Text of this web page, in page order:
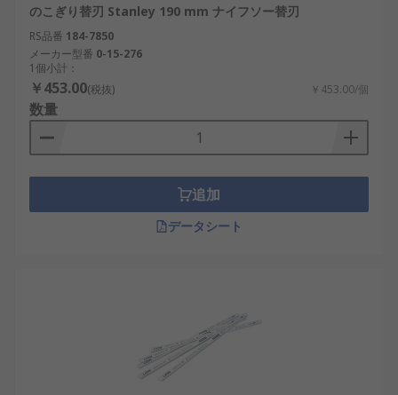
のこぎり替刃 Stanley 190 mm ナイフソー替刃
RS品番 184-7850
メーカー型番 0-15-276
1個小計：
￥453.00(税抜) ￥453.00/個
数量
追加
データシート